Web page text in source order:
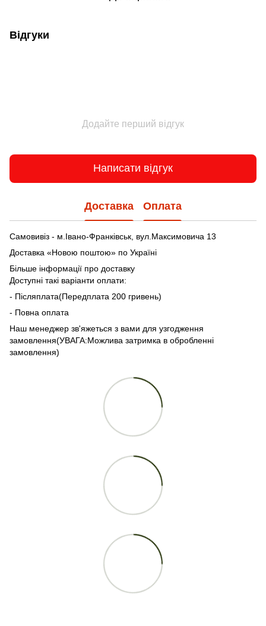
Відгуки
Додайте перший відгук
Написати відгук
Доставка Оплата
Самовивіз - м.Івано-Франківськ, вул.Максимовича 13
Доставка «Новою поштою» по Україні
Більше інформації про доставку
Доступні такі варіанти оплати:
- Післяплата(Передплата 200 гривень)
- Повна оплата
Наш менеджер зв'яжеться з вами для узгодження
замовлення(УВАГА:Можлива затримка в обробленні
замовлення)